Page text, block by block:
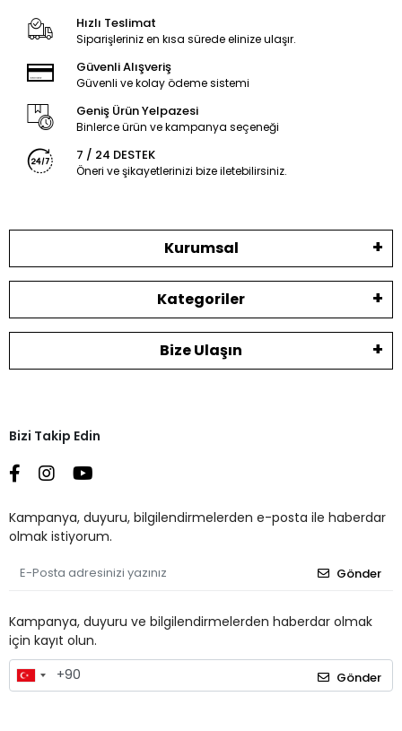
Hızlı Teslimat
Siparişleriniz en kısa sürede elinize ulaşır.
Güvenli Alışveriş
Güvenli ve kolay ödeme sistemi
Geniş Ürün Yelpazesi
Binlerce ürün ve kampanya seçeneği
7 / 24 DESTEK
Öneri ve şikayetlerinizi bize iletebilirsiniz.
Kurumsal
Kategoriler
Bize Ulaşın
Bizi Takip Edin
Kampanya, duyuru, bilgilendirmelerden e-posta ile haberdar
olmak istiyorum.
Gönder
Kampanya, duyuru ve bilgilendirmelerden haberdar olmak
için kayıt olun.
Gönder